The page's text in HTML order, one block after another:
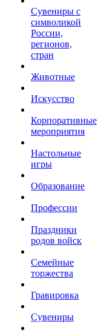
Сувениры с
символикой
России,
регионов,
стран
Животные
Искусство
Корпоративные
мероприятия
Настольные
игры
Образование
Профессии
Праздники
родов войск
Семейные
торжества
Гравировка
Сувениры